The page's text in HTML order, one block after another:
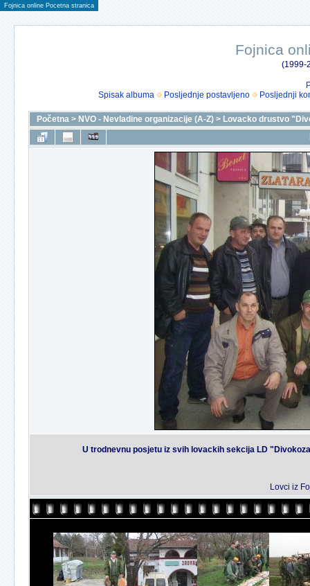
Fojnica online Pocetna stranica
Fojnica
(1999-
Spisak albuma
Posljednje postavljeno Posljednji
Početna > NVO - Nevladine organizacije (A-Z) > Lovacko drustvo
U trodnevnu posjetu iz svih lovackih sekcija LD
Lovci iz